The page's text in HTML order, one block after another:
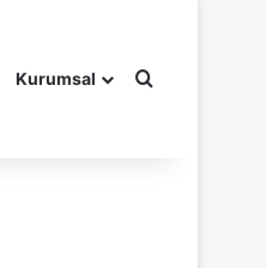
Kurumsal Arama yap